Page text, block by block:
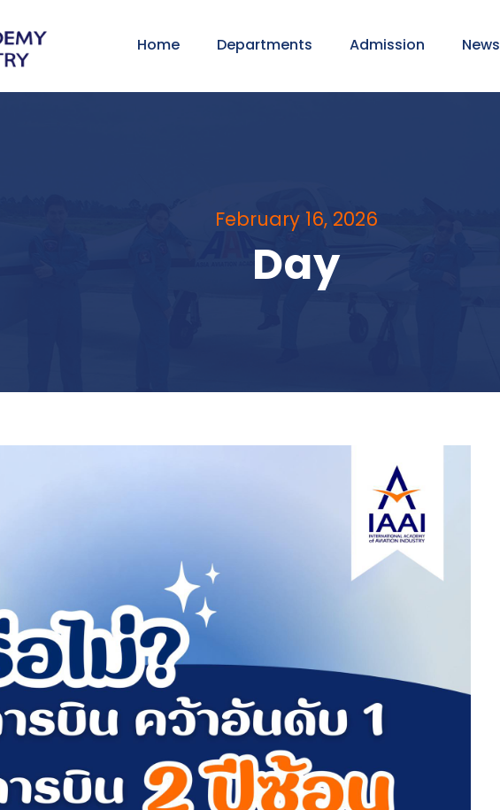
Home Departments Admission News
February 16, 2026
Day